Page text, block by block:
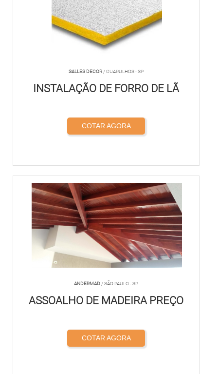
SALLES DECOR / GUARULHOS - SP
INSTALAÇÃO DE FORRO DE LÃ
COTAR AGORA
ANDERMAD / SÃO PAULO - SP
ASSOALHO DE MADEIRA PREÇO
COTAR AGORA